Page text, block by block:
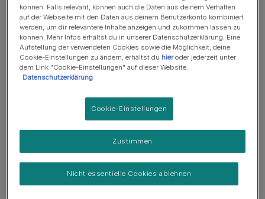
Kann die Katzenkratzkrankheit tödlich sein?
Wie lange dauert die Katzenkratzkrankheit?
Symptome der Katzenkratzkrankheit
Vorbeugung der Katzenkratzkrankheit
Was verursacht die
Katzenkratzkrankheit?
können. Falls relevant, können auch die Daten aus deinem Verhalten
auf der Webseite mit den Daten aus deinem Benutzerkonto kombiniert
werden, um dir relevantere Inhalte anzeigen und zukommen lassen zu
können. Mehr Infos erhältst du in unserer Datenschutzerklärung. Eine
Aufstellung der verwendeten Cookies sowie die Möglichkeit, deine
Cookie-Einstellungen zu ändern, erhältst du hieroder jederzeit unter
dem Link "Cookie-Einstellungen" auf dieser Website.
Datenschutzerklärung
Cookie-Einstellungen
Nicht essentielle Cookies ablehnen
Zustimmen